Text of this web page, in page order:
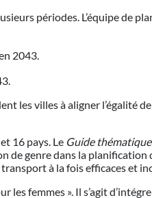
périodes. L’équipe de
2043.
les villes à aligner l’égalité
16 pays. Le Guide
de genre dans la planification
à la fois efficaces et
femmes ». Il s’agit